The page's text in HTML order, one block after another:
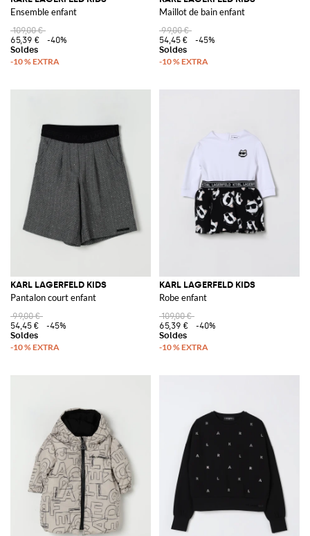
Ensemble enfant
109,00 €
65,39 €
-40%
Maillot de bain enfant
99,00 €
54,45 €
-45%
KARL LAGERFELD KIDS
Pantalon court enfant
99,00 €
54,45 €
-45%
KARL LAGERFELD KIDS
Robe enfant
109,00 €
65,39 €
-40%